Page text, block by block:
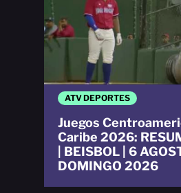
ATV DEPORTES
Juegos
Caribe 2026:
| BEISBOL | 6
DOMINGO 2026